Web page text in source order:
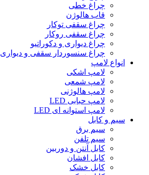
چراغ خطی
قاب هالوژن
چراغ سقفی توکار
چراغ سقفی روکار
چراغ دیواری و دکوراتیو
چراغ سنسوردار سقفی و دیواری
انواع لامپ
لامپ اشکی
لامپ شمعی
لامپ هالوژنی
لامپ حبابی LED
لامپ استوانه ای LED
سیم و کابل
سیم برق
سیم تلفن
کابل آنتن و دوربین
کابل افشان
کابل خشک